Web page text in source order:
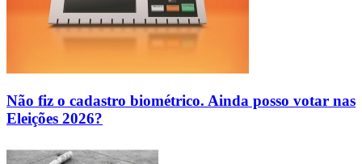
Não fiz o cadastro biométrico. Ainda posso votar nas
Eleições 2026?